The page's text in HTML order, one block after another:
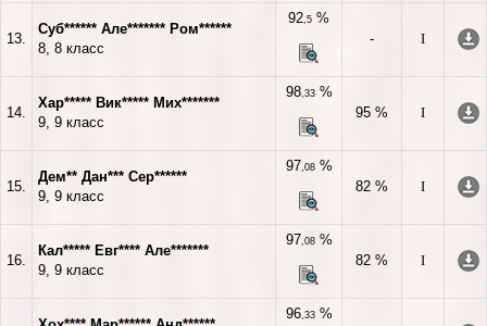
13.
Суб****** Але******* Ром******
8, 8 класс
92,5 %
-
I
14.
Хар***** Вик***** Мих*******
9, 9 класс
98,33%
95 %
I
15.
Дем** Дан*** Сер******
9, 9 класс
97,08%
82 %
I
16.
Кал***** Евг**** Але*******
9, 9 класс
97,08%
82 %
I
96,33%